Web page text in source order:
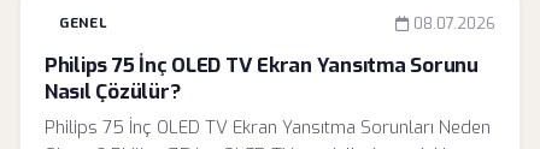
protokolündeki bir kesintiden kaynaklanır.
GENEL 08.07.2026
Philips 75 İnç OLED TV Ekran Yansıtma Sorunu
Nasıl Çözülür?
Philips 75 İnç OLED TV Ekran Yansıtma Sorunları Neden